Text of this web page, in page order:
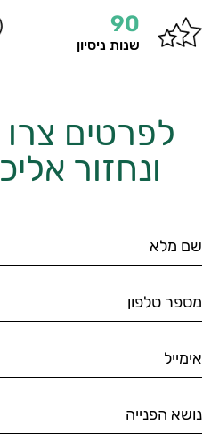
90
שנות ניסיון
לפרטים
ונחזור